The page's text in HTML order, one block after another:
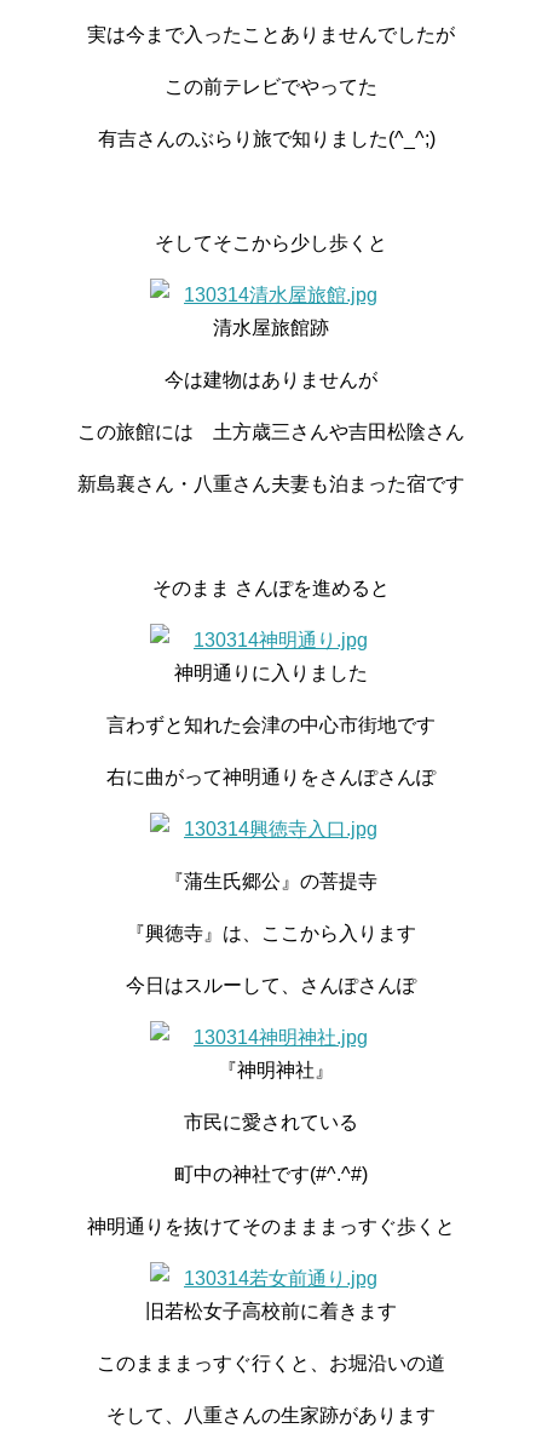
実は今まで入ったことありませんでしたが
この前テレビでやってた
有吉さんのぶらり旅で知りました(^_^;)
そしてそこから少し歩くと
清水屋旅館跡
今は建物はありませんが
この旅館には 土方歳三さんや吉田松陰さん
新島襄さん・八重さん夫妻も泊まった宿です
そのまま さんぽを進めると
神明通りに入りました
言わずと知れた会津の中心市街地です
右に曲がって神明通りをさんぽさんぽ
『蒲生氏郷公』の菩提寺
『興徳寺』は、ここから入ります
今日はスルーして、さんぽさんぽ
『神明神社』
市民に愛されている
町中の神社です(#^.^#)
神明通りを抜けてそのまままっすぐ歩くと
旧若松女子高校前に着きます
このまままっすぐ行くと、お堀沿いの道
そして、八重さんの生家跡があります